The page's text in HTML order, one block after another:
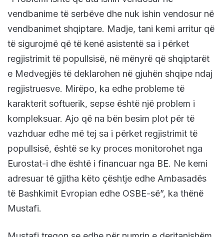
vendbanime të serbëve dhe nuk ishin vendosur në
vendbanimet shqiptare. Madje, tani kemi arritur që
të sigurojmë që të kenë asistentë sa i përket
regjistrimit të popullsisë, në mënyrë që shqiptarët
e Medvegjës të deklarohen në gjuhën shqipe ndaj
regjistruesve. Mirëpo, ka edhe probleme të
karakterit softuerik, sepse është një problem i
kompleksuar. Ajo që na bën besim plot për të
vazhduar edhe më tej sa i përket regjistrimit të
popullsisë, është se ky proces monitorohet nga
Eurostat-i dhe është i financuar nga BE. Ne kemi
adresuar të gjitha këto çështje edhe Ambasadës
të Bashkimit Evropian edhe OSBE-së”, ka thënë
Mustafi.